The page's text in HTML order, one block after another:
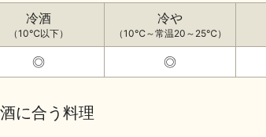
冷酒
（10℃以下）
冷や
（10℃～常温20～25℃）
◎ ◎
に合う料理